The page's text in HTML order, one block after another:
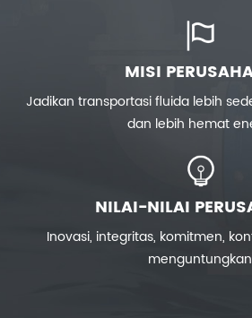
MISI
Jadikan transportasi fluida lebih
dan lebih hemat
NILAI-NILAI
Inovasi, integritas, komitmen,